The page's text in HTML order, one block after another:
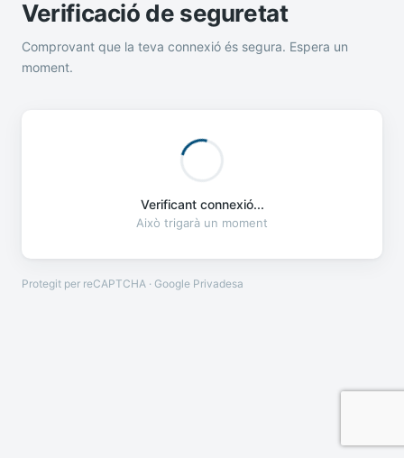
Verificació de seguretat
Comprovant que la teva connexió és segura. Espera un
moment.
Verificant connexió...
Això trigarà un moment
Protegit per reCAPTCHA · Google Privadesa